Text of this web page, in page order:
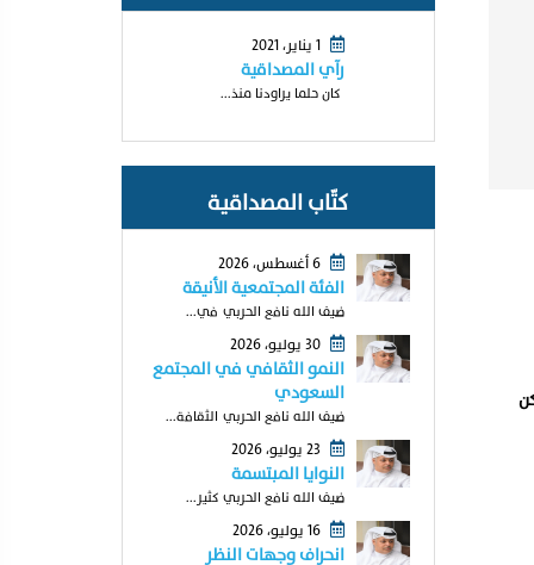
رآي المصداقية
كان حلما يراودنا منذ...
كتّاب المصداقية
الفئة المجتمعية الأنيقة
ضيف الله نافع الحربي في...
النمو الثقافي في المجتمع
السعودي
ضيف الله نافع الحربي الثقافة...
النوايا المبتسمة
ضيف الله نافع الحربي كثير...
انحراف وجهات النظر